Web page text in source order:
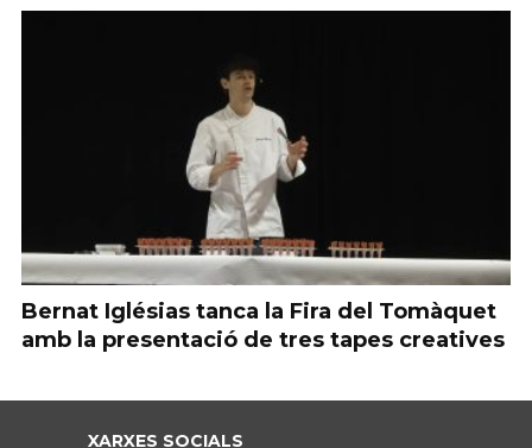
Bernat Iglésias tanca la Fira del Tomàquet
amb la presentació de tres tapes creatives
XARXES SOCIALS